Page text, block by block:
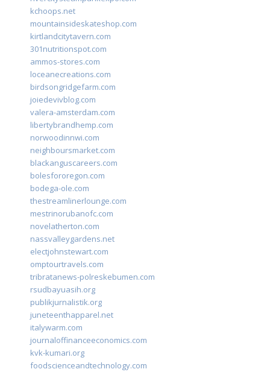
kchoops.net
mountainsideskateshop.com
kirtlandcitytavern.com
301nutritionspot.com
ammos-stores.com
loceanecreations.com
birdsongridgefarm.com
joiedevivblog.com
valera-amsterdam.com
libertybrandhemp.com
norwoodinnwi.com
neighboursmarket.com
blackanguscareers.com
bolesfororegon.com
bodega-ole.com
thestreamlinerlounge.com
mestrinorubanofc.com
novelatherton.com
nassvalleygardens.net
electjohnstewart.com
omptourtravels.com
tribratanews-polreskebumen.com
rsudbayuasih.org
publikjurnalistik.org
juneteenthapparel.net
italywarm.com
journaloffinanceeconomics.com
kvk-kumari.org
foodscienceandtechnology.com